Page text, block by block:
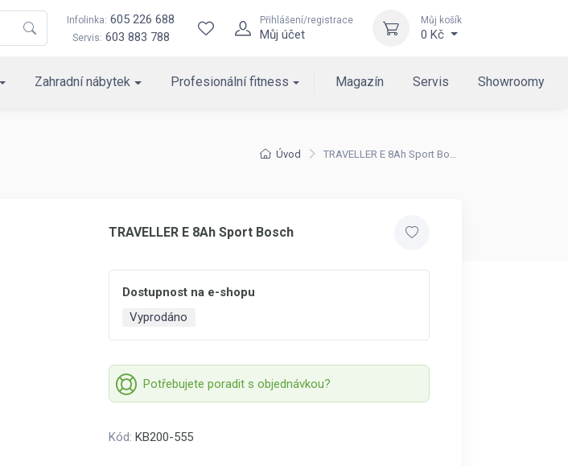
Infolinka: 605 226 688
Servis: 603 883 788
Přihlášení/registrace
Můj účet
Můj košík
0 Kč
Zahradní nábytek Profesionální fitness Magazín Servis Showroomy
Úvod TRAVELLER E 8Ah Sport Bosch
TRAVELLER E 8Ah Sport Bosch
Dostupnost na e-shopu
Vyprodáno
Potřebujete poradit s objednávkou?
Kód: KB200-555